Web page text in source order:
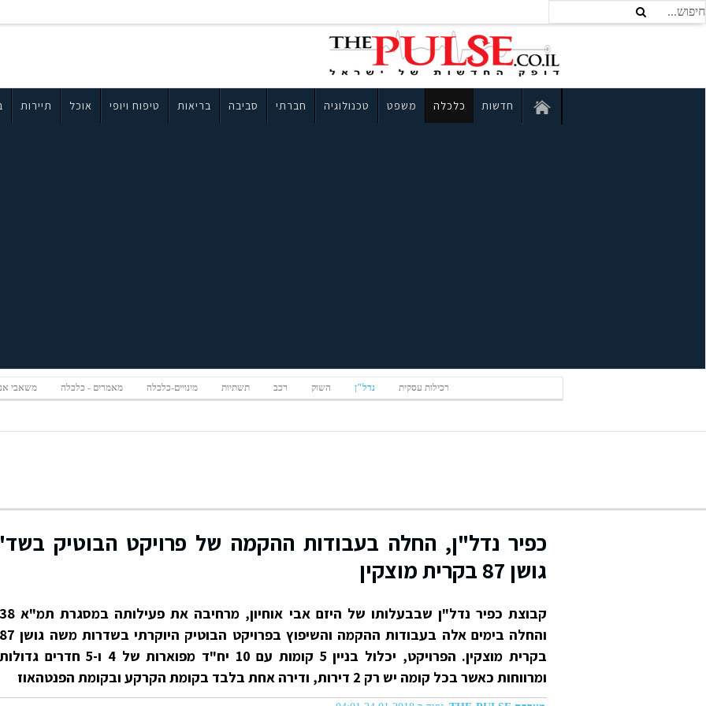
חדשות כלכלה משפט טכנולוגיה חברתי סביבה בריאות טיפוח ויופי אוכל תיירות
רכילות עסקית נדל"ן השוק רכב תשתיות מינויים-כלכלה מאמרים - כלכלה משאבי
כפיר נדל"ן, החלה בעבודות ההקמה של פרויקט הבוטיק בשד'
גושן 87 בקרית מוצקין
קבוצת כפיר נדל"ן שבבעלותו של היזם אבי אוחיון, מרחיבה את פעילותה במסגרת תמ"א 38
והחלה בימים אלה בעבודות ההקמה והשיפוץ בפרויקט הבוטיק היוקרתי בשדרות משה גושן 87
בקרית מוצקין. הפרויקט, יכלול בניין 5 קומות עם 10 יח"ד מפוארות של 4 ו-5 חדרים גדולות
ומרווחות כאשר בכל קומה יש רק 2 דירות, ודירה אחת בלבד בקומת הקרקע ובקומת הפנטהאוז